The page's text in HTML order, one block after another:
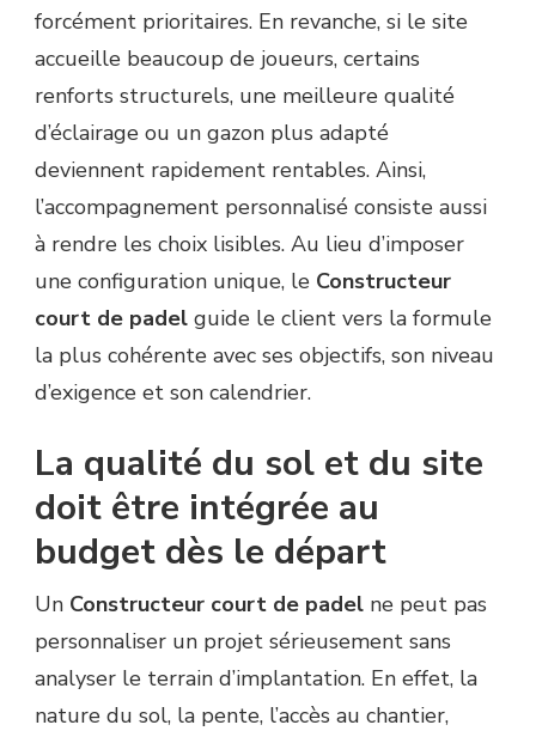
forcément prioritaires. En revanche, si le site
accueille beaucoup de joueurs, certains
renforts structurels, une meilleure qualité
d’éclairage ou un gazon plus adapté
deviennent rapidement rentables. Ainsi,
l’accompagnement personnalisé consiste aussi
à rendre les choix lisibles. Au lieu d’imposer
une configuration unique, le Constructeur
court de padel guide le client vers la formule
la plus cohérente avec ses objectifs, son niveau
d’exigence et son calendrier.
La qualité du sol et du site
doit être intégrée au
budget dès le départ
Un Constructeur court de padel ne peut pas
personnaliser un projet sérieusement sans
analyser le terrain d’implantation. En effet, la
nature du sol, la pente, l’accès au chantier,